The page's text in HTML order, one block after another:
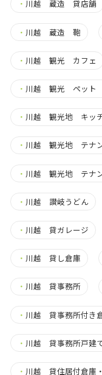
・ 川越 蔵造 貸店舗
・ 川越 蔵造 鞄
・ 川越 観光 カフェ
・ 川越 観光 ペット
・ 川越 観光地 キッ
・ 川越 観光地 テナ
・ 川越 観光地 テナ
・ 川越 讃岐うどん
・ 川越 貸ガレージ
・ 川越 貸し倉庫
・ 川越 貸事務所
・ 川越 貸事務所付き
・ 川越 貸事務所戸建
・ 川越 貸住居付倉庫